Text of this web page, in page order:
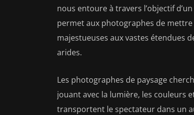
nous entoure à travers l’objectif
permet aux photographes de
majestueuses aux vastes étendues
arides.
Les photographes de paysage
jouant avec la lumière, les couleurs
transportent le spectateur dans un